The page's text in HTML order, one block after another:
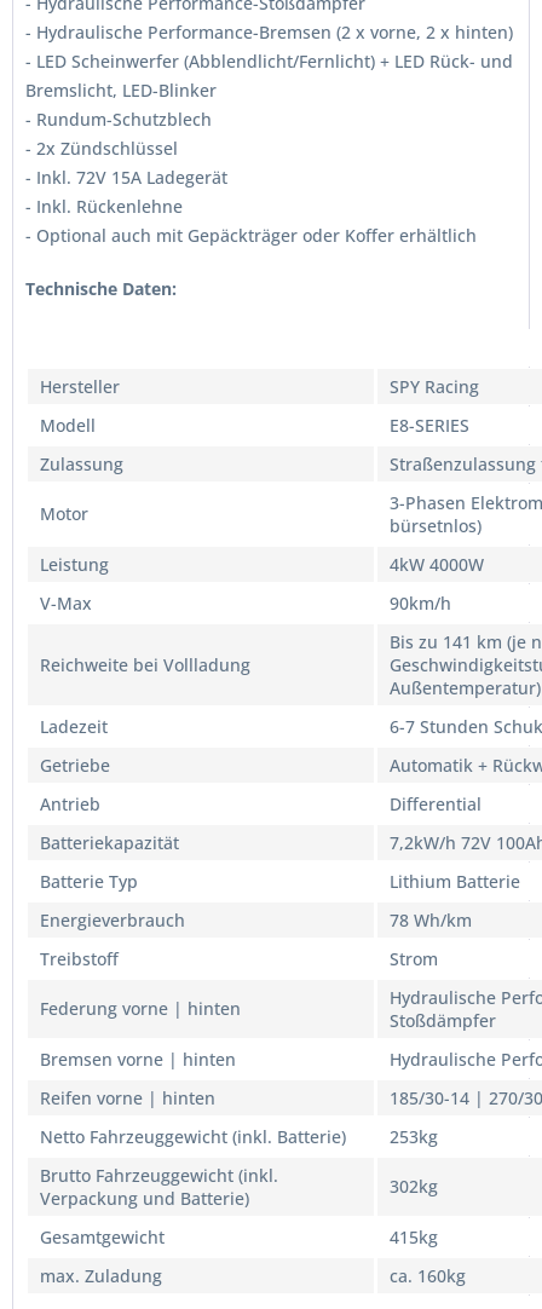
- Hydraulische Performance-Bremsen (2 x vorne, 2 x hinten)
- LED Scheinwerfer (Abblendlicht/Fernlicht) + LED Rück- und
Bremslicht, LED-Blinker
- Rundum-Schutzblech
- 2x Zündschlüssel
- Inkl. 72V 15A Ladegerät
- Inkl. Rückenlehne
- Optional auch mit Gepäckträger oder Koffer erhältlich
Technische Daten:
Hersteller
SPY Racing
Modell
E8-SERIES
Zulassung
Motor
3-Phasen
bürsetnlos)
Leistung
4kW 4000W
V-Max
90km/h
Reichweite bei Vollladung
Bis zu 141 km (je
Außentemperatur)
Ladezeit
6-7 Stunden
Getriebe
Automatik +
Antrieb
Differential
Batteriekapazität
7,2kW/h 72V
Batterie Typ
Lithium Batterie
Energieverbrauch
78 Wh/km
Treibstoff
Strom
Federung vorne | hinten
Hydraulische
Stoßdämpfer
Bremsen vorne | hinten
Hydraulische
Reifen vorne | hinten
185/30-14 | 270/
Netto Fahrzeuggewicht (inkl. Batterie)
253kg
Brutto Fahrzeuggewicht (inkl.
Verpackung und Batterie)
302kg
Gesamtgewicht
415kg
max. Zuladung
ca. 160kg